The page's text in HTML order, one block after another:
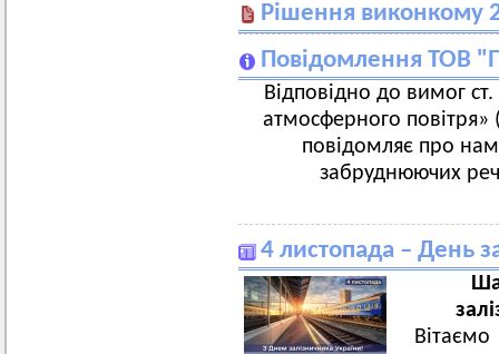
Рішення виконкому
Повідомлення ТОВ
Відповідно до вимог
атмосферного
повідомляє про
забруднюючих
4 листопада – День